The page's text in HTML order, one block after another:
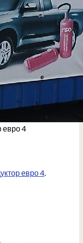
евро 4
евро 4.